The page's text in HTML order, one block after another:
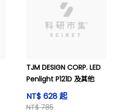
TJM DESIGN CORP. LED
Penlight P121D 及其他
NT$ 628 起
NT$ 785